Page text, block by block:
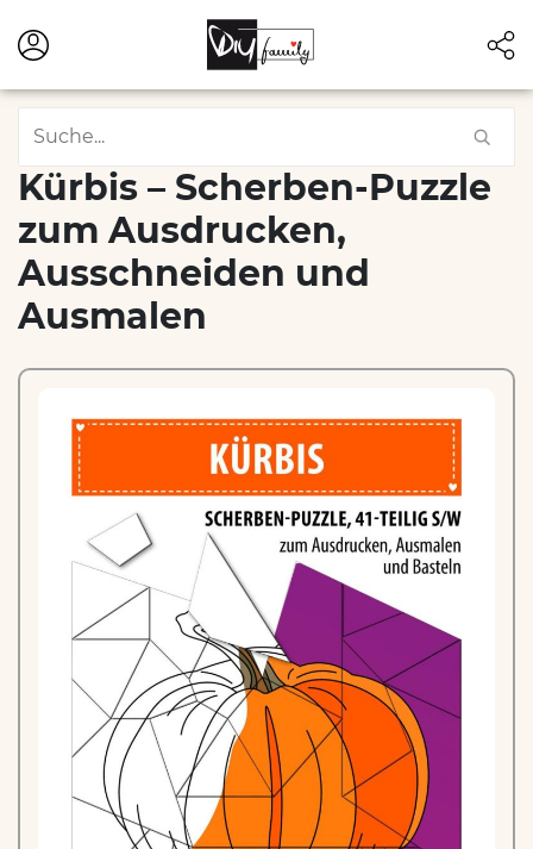
Kürbis – Scherben-Puzzle
zum Ausdrucken,
Ausschneiden und
Ausmalen